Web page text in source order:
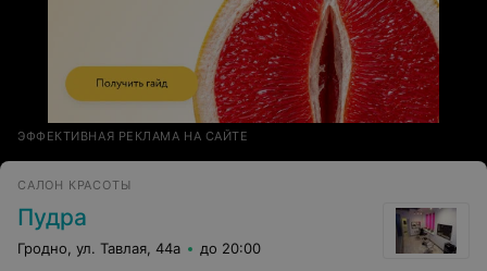
ЭФФЕКТИВНАЯ РЕКЛАМА НА САЙТЕ
САЛОН КРАСОТЫ
Пудра
Гродно, ул. Тавлая, 44а до 20:00